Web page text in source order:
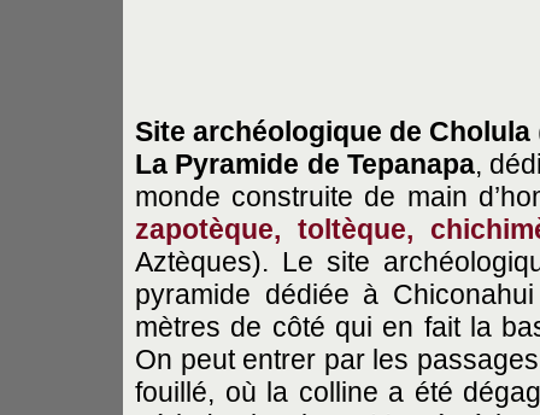
Site archéologique de Cholula
La Pyramide de Tepanapa,
monde construite de main
zapotèque, toltèque,
Aztèques). Le site
pyramide dédiée à
mètres de côté qui en fait la
On peut entrer par les
fouillé, où la colline a été